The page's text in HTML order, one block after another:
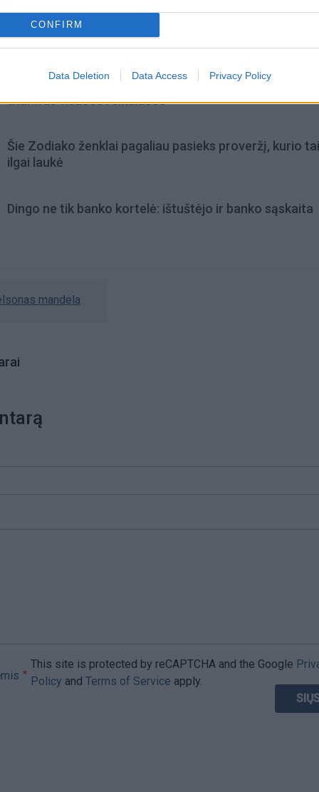
CONFIRM
Data Deletion Data Access Privacy Policy
Trijų Zodiako ženklų jau artimiausiomis dienomis
triumfas visuose reikaluose
Šie Zodiako ženklai pagaliau pasieks proveržį, kurio
ilgai laukė
Dingo ne tik banko kortelė: ištuštėjo ir banko sąskaita
mandela
This site is protected by reCAPTCHA and the Google
Policy and Terms of Service apply.